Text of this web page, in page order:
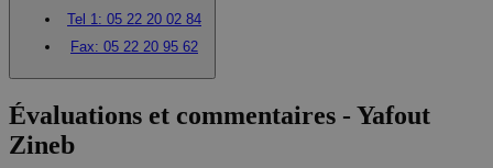
Tel 1: 05 22 20 02 84
Fax: 05 22 20 95 62
Évaluations et commentaires - Yafout
Zineb